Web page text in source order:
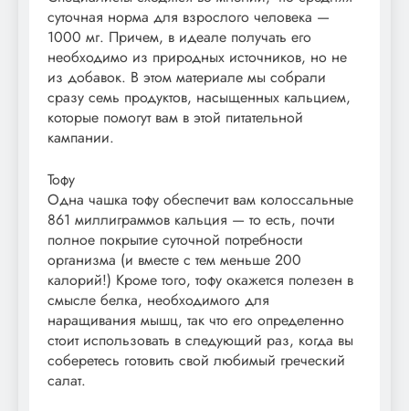
суточная норма для взрослого человека —
1000 мг. Причем, в идеале получать его
необходимо из природных источников, но не
из добавок. В этом материале мы собрали
сразу семь продуктов, насыщенных кальцием,
которые помогут вам в этой питательной
кампании.
Тофу
Одна чашка тофу обеспечит вам колоссальные
861 миллиграммов кальция — то есть, почти
полное покрытие суточной потребности
организма (и вместе с тем меньше 200
калорий!) Кроме того, тофу окажется полезен в
смысле белка, необходимого для
наращивания мышц, так что его определенно
стоит использовать в следующий раз, когда вы
соберетесь готовить свой любимый греческий
салат.